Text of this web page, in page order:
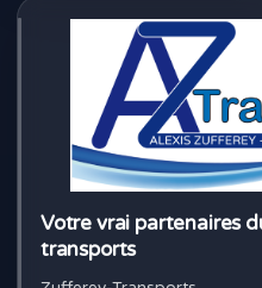
Votre vrai partenaires
transports